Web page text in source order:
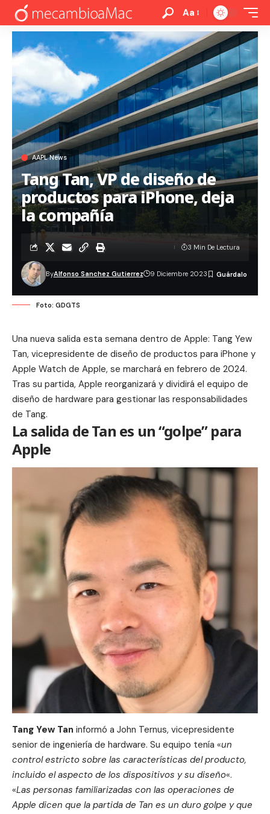
Aa
AAPL News
Tang Tan, VP de diseño de
productos para iPhone, deja
la compañía
ByAlfonso Sanchez Gutierrez 9 Diciembre 2023
3 Min De Lectura
Foto: GDGTS
Una nueva salida esta semana dentro de Apple: Tang Yew
Tan, vicepresidente de diseño de productos para iPhone y
Apple Watch de Apple, se marchará en febrero de 2024.
Tras su partida, Apple reorganizará y dividirá el equipo de
diseño de hardware para gestionar las responsabilidades
de Tang.
La salida de Tan es un “golpe” para
Apple
Tang Yew Tan informó a John Ternus, vicepresidente
senior de ingeniería de hardware. Su equipo tenía «un
control estricto sobre las características del producto,
incluido el aspecto de los dispositivos y su diseño«.
«Las personas familiarizadas con las operaciones de
Apple dicen que la partida de Tan es un duro golpe y que